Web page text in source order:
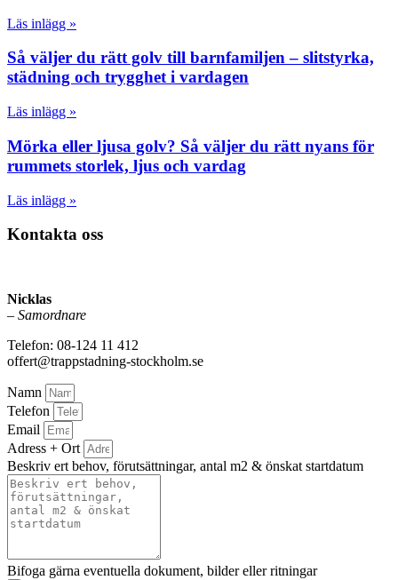
Läs inlägg »
Så väljer du rätt golv till barnfamiljen – slitstyrka,
städning och trygghet i vardagen
Läs inlägg »
Mörka eller ljusa golv? Så väljer du rätt nyans för
rummets storlek, ljus och vardag
Läs inlägg »
Kontakta oss
Nicklas
– Samordnare
Telefon: 08-124 11 412
offert@trappstadning-stockholm.se
Namn
Telefon
Email
Adress + Ort
Beskriv ert behov, förutsättningar, antal m2 & önskat startdatum
Bifoga gärna eventuella dokument, bilder eller ritningar